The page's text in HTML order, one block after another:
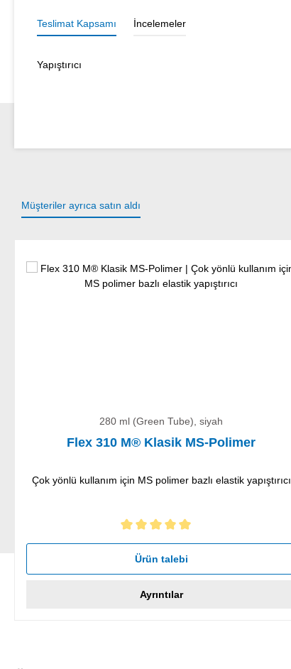
Teslimat Kapsamı İncelemeler
Yapıştırıcı
Müşteriler ayrıca satın aldı
280 ml (Green Tube), siyah
Flex 310 M® Klasik MS-Polimer
Çok yönlü kullanım için MS polimer bazlı elastik yapıştırıcı
5 yıldız üzerinden 5 ortalama puanı
Ürün talebi
Ayrıntılar